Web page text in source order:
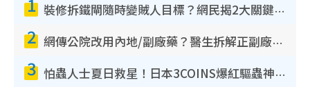
裝修拆鐵閘隨時變賊人目標？網民揭2大關鍵用途：裝新式等於白裝？附新舊鐵閘分別
2 網傳公院改用內地/副廠藥？醫生拆解正副廠分別 揭4類人換藥隨時出事
3 怕蟲人士夏日救星！日本3COINS爆紅驅蟲神器$45起 1招「全程免觸碰」輕鬆搞定小強